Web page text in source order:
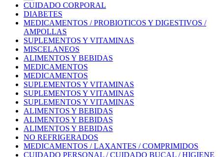
CUIDADO CORPORAL
DIABETES
MEDICAMENTOS / PROBIOTICOS Y DIGESTIVOS /
AMPOLLAS
SUPLEMENTOS Y VITAMINAS
MISCELANEOS
ALIMENTOS Y BEBIDAS
MEDICAMENTOS
MEDICAMENTOS
SUPLEMENTOS Y VITAMINAS
SUPLEMENTOS Y VITAMINAS
SUPLEMENTOS Y VITAMINAS
ALIMENTOS Y BEBIDAS
ALIMENTOS Y BEBIDAS
ALIMENTOS Y BEBIDAS
NO REFRIGERADOS
MEDICAMENTOS / LAXANTES / COMPRIMIDOS
CUIDADO PERSONAL / CUIDADO BUCAL / HIGIENE